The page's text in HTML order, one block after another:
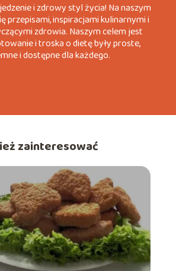
i zdrowy styl życia! Na naszym
przepisami, inspiracjami kulinarnymi i
zdrowia. Naszym celem jest
i troska o dietę były proste,
i dostępne dla każdego.
zainteresować